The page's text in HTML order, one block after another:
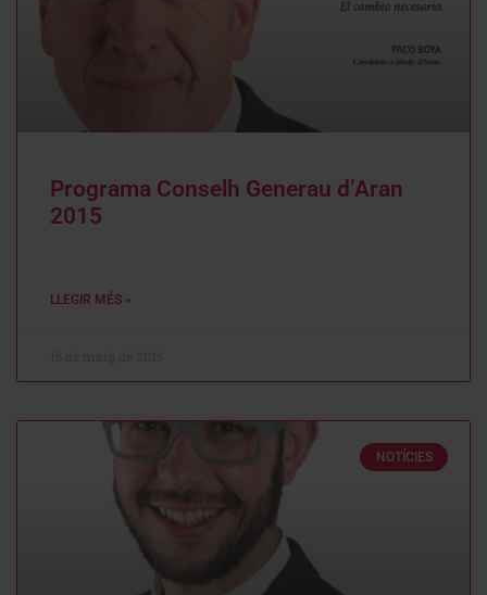
Programa Conselh Generau d’Aran
2015
LLEGIR MÉS »
NOTÍCIES